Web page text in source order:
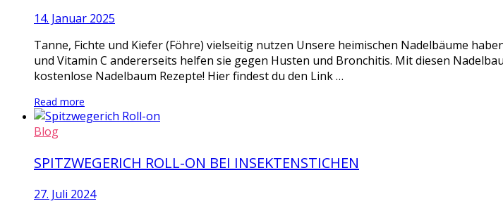
14. Januar 2025
Tanne, Fichte und Kiefer (Föhre) vielseitig nutzen Unsere heimischen Nadelbäume
und Vitamin C andererseits helfen sie gegen Husten und Bronchitis. Mit diesen
kostenlose Nadelbaum Rezepte! Hier findest du den Link …
Read more
Blog
SPITZWEGERICH ROLL-ON BEI INSEKTENSTICHEN
27. Juli 2024